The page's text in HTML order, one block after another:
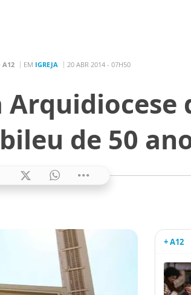
A12 EM IGREJA 20 ABR 2014 - 07H50
de 50
+ A12